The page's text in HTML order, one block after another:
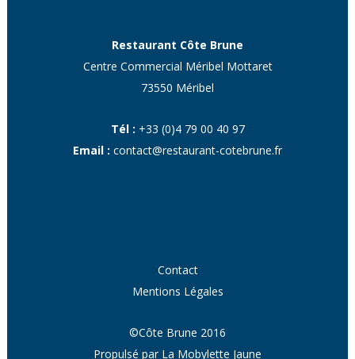
Restaurant Côte Brune
Centre Commercial Méribel Mottaret
73550 Méribel
Tél : +33 (0)4 79 00 40 97
Email : contact@restaurant-cotebrune.fr
Contact
Mentions Légales
©Côte Brune 2016
Propulsé par La Mobylette Jaune